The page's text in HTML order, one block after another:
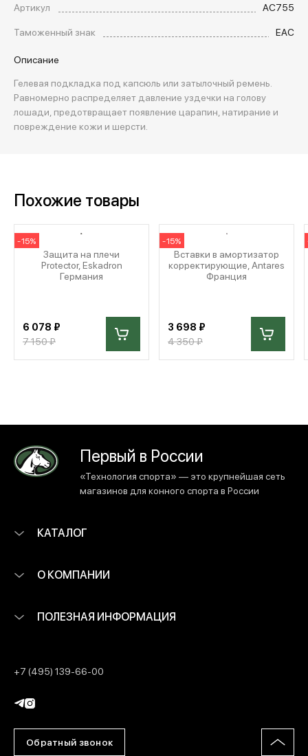
Артикул
AC755
Таможенный знак
EAC
Описание
Гелевая подкладка под капсюль или затылочный ремень.
Равномерно распределяет давление уздечки на голову
лошади, предотвращает появление царапин, натирание и
повреждение кожи и шерсти.
Похожие товары
-15%
Защита на плечи
Protector, Eskadron
Германия
6 078 ₽
7 150 ₽
-15%
Вставки в амортизатор
корректирующие, Antares
Франция
3 698 ₽
4 350 ₽
Первый в России
«Технология спорта» — это крупнейшая сеть
магазинов для конного спорта в России
КАТАЛОГ
О КОМПАНИИ
ПОЛЕЗНАЯ ИНФОРМАЦИЯ
+7 (495) 139-66-00
Обратный звонок